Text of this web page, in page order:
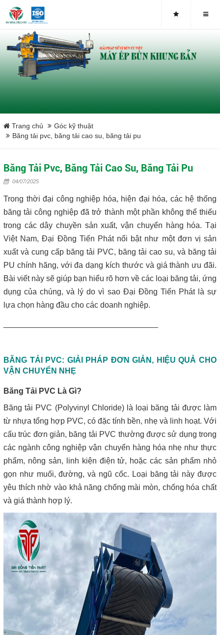
Buy genuine sludge press machines
Belt Press
Screw Press
Máy sấy bùn
Tại sao nên mua máy ép bùn trục vít
Lược rác đầu nguồn
Máy lược rác thô – giải pháp loại bỏ rác hiệu quả trong hệ thống
xử lý nước thải
Giá máy ép bùn 2026 – Báo giá chi tiết theo từng dòng máy và
công suất
Bơm màng ARO 1 inch thân nhựa | Hàng sẵn kho – Giá tốt
Trang chủ
Góc kỹ thuật
Băng tải pvc, băng tải cao su, băng tải pu
Băng Tải Pvc, Băng Tải Cao Su, Băng Tải Pu
04/07/2025
Trong thời đại công nghiệp hóa, hiện đại hóa, các hệ thống
băng tải công nghiệp đã trở thành một phần không thể thiếu
trong các dây chuyền sản xuất, vận chuyển hàng hóa. Tại
Việt Nam, Đại Đồng Tiến Phát nổi bật như một đơn vị sản
xuất và cung cấp băng tải PVC, băng tải cao su, và băng tải
PU chính hãng, với đa dạng kích thước và giá thành ưu đãi.
Bài viết này sẽ giúp bạn hiểu rõ hơn về các loại băng tải, ứng
dụng của chúng, và lý do vì sao Đại Đồng Tiến Phát là sự
lựa chọn hàng đầu cho các doanh nghiệp.
BĂNG TẢI PVC: GIẢI PHÁP ĐƠN GIẢN, HIỆU QUẢ CHO
VẬN CHUYỂN NHẸ
Băng Tải PVC Là Gì?
Băng tải PVC (Polyvinyl Chloride) là loại băng tải được làm
từ nhựa tổng hợp PVC, có đặc tính bền, nhẹ và linh hoạt. Với
cấu trúc đơn giản, băng tải PVC thường được sử dụng trong
các ngành công nghiệp vận chuyển hàng hóa nhẹ như thực
phẩm, nông sản, linh kiện điện tử, hoặc các sản phẩm nhỏ
gọn như muối, đường, và ngũ cốc. Loại băng tải này được
yêu thích nhờ vào khả năng chống mài mòn, chống hóa chất
và giá thành hợp lý.